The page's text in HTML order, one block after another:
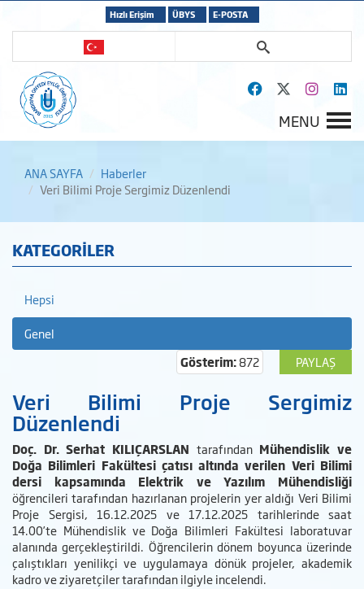
Hızlı Erişim ÜBYS E-POSTA
MENU
ANA SAYFA
Haberler
Veri Bilimi Proje Sergimiz Düzenlendi
KATEGORİLER
Hepsi
Genel
PAYLAŞ
Gösterim:872
Veri Bilimi Proje Sergimiz
Düzenlendi
Doç. Dr. Serhat KILIÇARSLAN tarafından Mühendislik ve
Doğa Bilimleri Fakültesi çatısı altında verilen Veri Bilimi
dersi kapsamında Elektrik ve Yazılım Mühendisliği
öğrencileri tarafından hazırlanan projelerin yer aldığı Veri Bilimi
Proje Sergisi, 16.12.2025 ve 17.12.2025 tarihlerinde saat
14.00’te Mühendislik ve Doğa Bilimleri Fakültesi laboratuvar
alanında gerçekleştirildi. Öğrencilerin dönem boyunca üzerinde
çalıştıkları yenilikçi ve uygulamaya dönük projeler, akademik
kadro ve ziyaretçiler tarafından ilgiyle incelendi.